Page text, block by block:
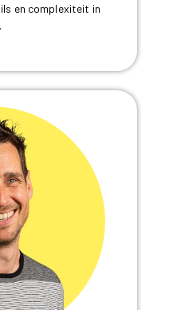
en complexiteit in